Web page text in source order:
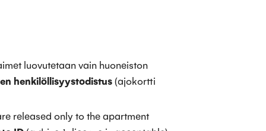
luovutetaan vain huoneiston
henkilöllisyystodistus(ajokortti
released only to the apartment